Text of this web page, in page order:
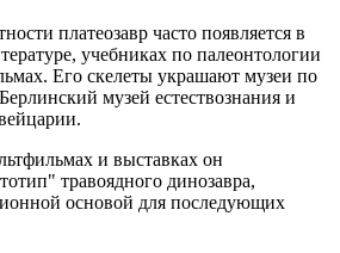
платеозавр часто появляется в
учебниках по палеонтологии
Его скелеты украшают музеи по
музей естествознания и
и выставках он
травоядного динозавра,
основой для последующих